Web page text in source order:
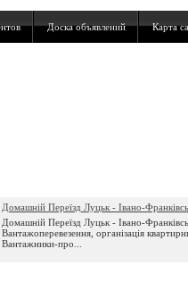
Доска объявлений Карта
Домашній Переїзд Луцьк - Івано-
Домашній Переїзд Луцьк - Івано-
Вантажоперевезення, організація
Вантажники-про...